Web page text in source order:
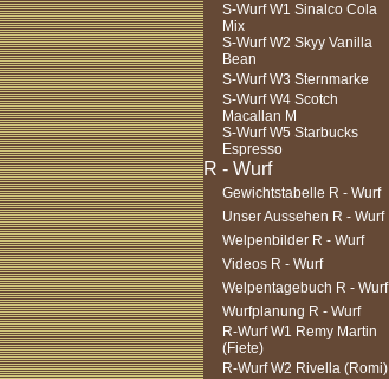
S-Wurf W1 Sinalco Cola
Mix
S-Wurf W2 Skyy Vanilla
Bean
S-Wurf W3 Sternmarke
S-Wurf W4 Scotch
Macallan M
S-Wurf W5 Starbucks
Espresso
Gewichtstabelle R - Wurf
Unser Aussehen R - Wurf
Welpenbilder R - Wurf
Videos R - Wurf
Welpentagebuch R - Wurf
Wurfplanung R - Wurf
R-Wurf W1 Remy Martin
(Fiete)
R-Wurf W2 Rivella (Romi)